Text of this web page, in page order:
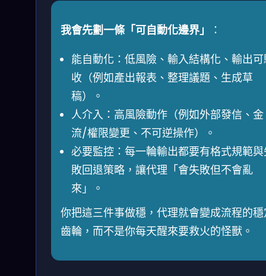
我會先劃一條「可自動化邊界」
：
能自動化：低風險、輸入結構化、輸出
收（例如產出報表、整理議題、生成草
稿）。
人介入：高風險動作（例如外部發信、金
流/權限變更、不可逆操作）。
必要監控：每一輪輸出都要有格式規範
敗回退策略，讓代理「會失敗但不會亂
來」。
你把這三件事做穩，代理就會變成流程的
齒輪，而不是你每天醒來要救火的怪獸。